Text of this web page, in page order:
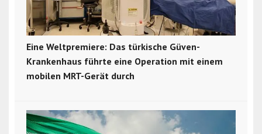
Eine Weltpremiere: Das türkische Güven-
Krankenhaus führte eine Operation mit einem
mobilen MRT-Gerät durch